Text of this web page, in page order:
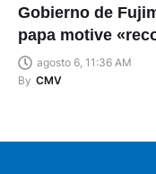
papa motive
agosto 6, 11:36 AM
By